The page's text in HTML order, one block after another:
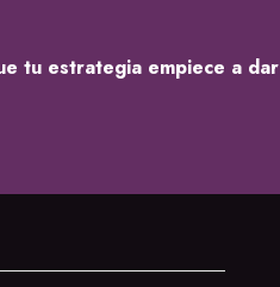
tu estrategia empiece a dar